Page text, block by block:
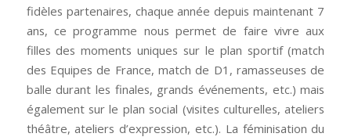
fidèles partenaires, chaque année depuis maintenant 7
ans, ce programme nous permet de faire vivre aux
filles des moments uniques sur le plan sportif (match
des Equipes de France, match de D1, ramasseuses de
balle durant les finales, grands événements, etc.) mais
également sur le plan social (visites culturelles, ateliers
théâtre, ateliers d’expression, etc.). La féminisation du